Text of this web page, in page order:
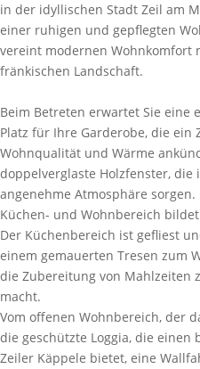
in der idyllischen Stadt Zeil am
einer ruhigen und gepflegten
vereint modernen Wohnkomfort
fränkischen Landschaft.
Beim Betreten erwartet Sie eine
Platz für Ihre Garderobe, die ein
Wohnqualität und Wärme
doppelverglaste Holzfenster, die
angenehme Atmosphäre
Küchen- und Wohnbereich
Der Küchenbereich ist gefliest
einem gemauerten Tresen zum
die Zubereitung von Mahlzeiten
macht.
Vom offenen Wohnbereich, der
die geschützte Loggia, die einen
Zeiler Käppele bietet, eine